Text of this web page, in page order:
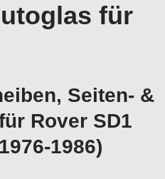
für
Seiten- &
Rover SD1
1986)